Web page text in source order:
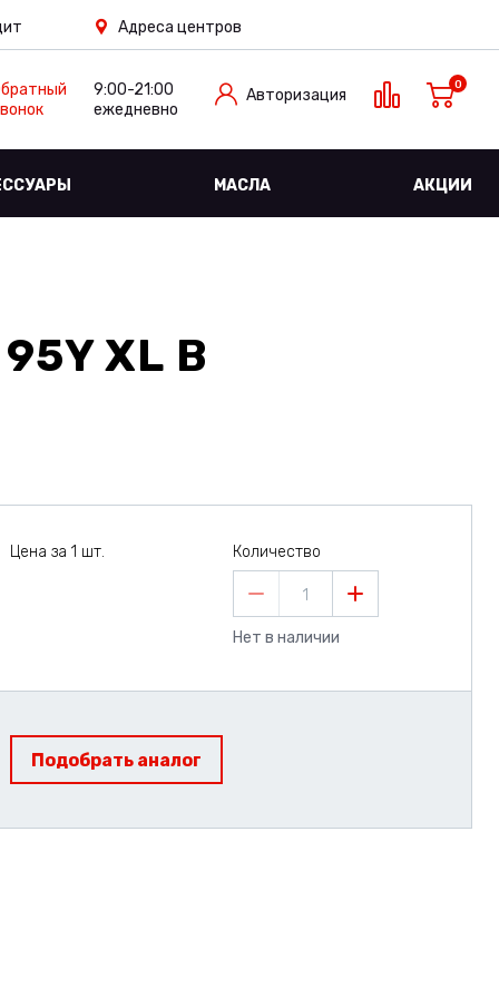
Адреса центров
9:00-21:00
ежедневно
Авторизация
0
МАСЛА АКЦИИ
XL В
Цена за 1 шт. Количество
1
Нет в наличии
Подобрать аналог